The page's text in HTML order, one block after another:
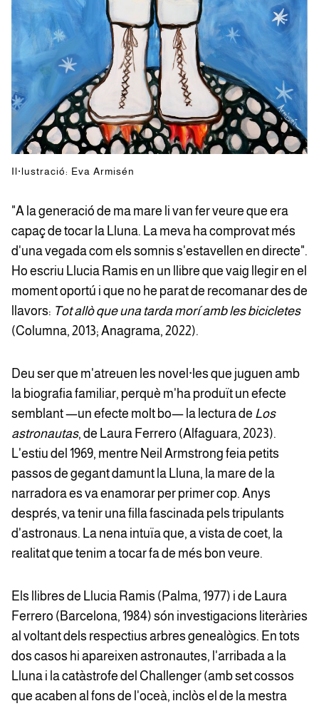
Il·lustració: Eva Armisén
"A la generació de ma mare li van fer veure que era
capaç de tocar la Lluna. La meva ha comprovat més
d'una vegada com els somnis s'estavellen en directe".
Ho escriu Llucia Ramis en un llibre que vaig llegir en el
moment oportú i que no he parat de recomanar des de
llavors: Tot allò que una tarda morí amb les bicicletes
(Columna, 2013; Anagrama, 2022).
Deu ser que m'atreuen les novel·les que juguen amb
la biografia familiar, perquè m'ha produït un efecte
semblant —un efecte molt bo— la lectura de Los
astronautas, de Laura Ferrero (Alfaguara, 2023).
L'estiu del 1969, mentre Neil Armstrong feia petits
passos de gegant damunt la Lluna, la mare de la
narradora es va enamorar per primer cop. Anys
després, va tenir una filla fascinada pels tripulants
d'astronaus. La nena intuïa que, a vista de coet, la
realitat que tenim a tocar fa de més bon veure.
Els llibres de Llucia Ramis (Palma, 1977) i de Laura
Ferrero (Barcelona, 1984) són investigacions literàries
al voltant dels respectius arbres genealògics. En tots
dos casos hi apareixen astronautes, l'arribada a la
Lluna i la catàstrofe del Challenger (amb set cossos
que acaben al fons de l'oceà, inclòs el de la mestra